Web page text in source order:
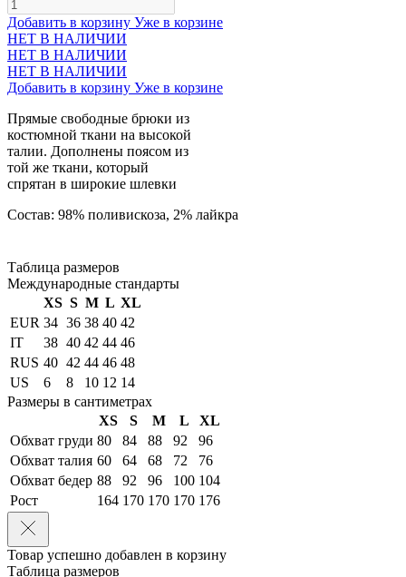
Добавить в корзину Уже в корзине
НЕТ В НАЛИЧИИ
НЕТ В НАЛИЧИИ
НЕТ В НАЛИЧИИ
Добавить в корзину Уже в корзине
Прямые свободные брюки из
костюмной ткани на высокой
талии. Дополнены поясом из
той же ткани, который
спрятан в широкие шлевки
Состав: 98% поливискоза, 2% лайкра
Таблица размеров
Международные стандарты
XS S M L XL
EUR 34 36 38 40 42
IT
38 40 42 44 46
RUS 40 42 44 46 48
US
6 8 10 12 14
Размеры в сантиметрах
XS
S M L
XL
Обхват груди 80 84 88 92
96
Обхват талия 60 64 68 72
76
Обхват бедер 88 92 96 100 104
Рост
164 170 170 170 176
Товар успешно добавлен в корзину
Таблица размеров